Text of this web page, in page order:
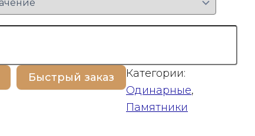
Быстрый заказ
Категории:
Одинарные,
Памятники